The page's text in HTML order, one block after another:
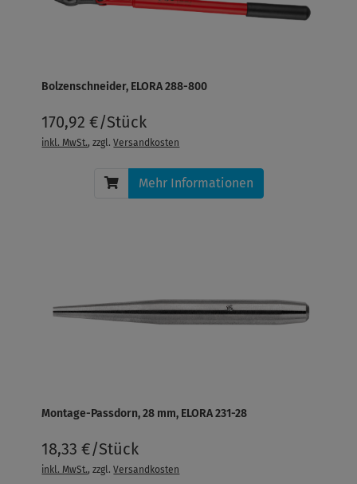
Bolzenschneider, ELORA 288-800
170,92 €/Stück
inkl. MwSt., zzgl.Versandkosten
Mehr Informationen
Montage-Passdorn, 28 mm, ELORA 231-28
18,33 €/Stück
inkl. MwSt., zzgl.Versandkosten